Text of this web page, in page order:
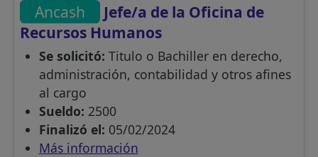
Ancash
Jefe/a de la Oficina de
Recursos Humanos
Se solicitó: Titulo o Bachiller en derecho,
administración, contabilidad y otros afines
al cargo
Sueldo: 2500
Finalizó el: 05/02/2024
Más información